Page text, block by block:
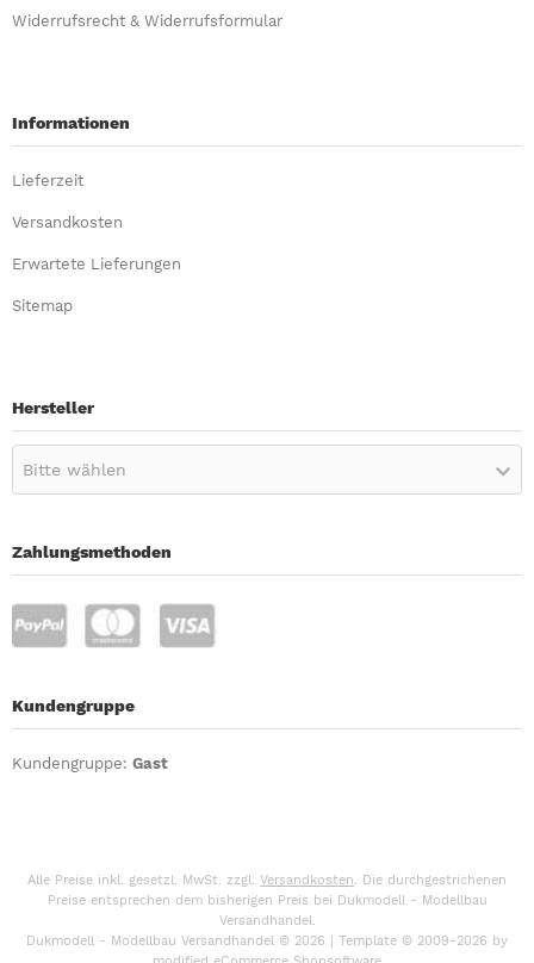
Widerrufsrecht & Widerrufsformular
Informationen
Lieferzeit
Versandkosten
Erwartete Lieferungen
Sitemap
Hersteller
Bitte wählen
Zahlungsmethoden
Kundengruppe
Kundengruppe: Gast
Alle Preise inkl. gesetzl. MwSt. zzgl. Versandkosten. Die durchgestrichenen
Preise entsprechen dem bisherigen Preis bei Dukmodell - Modellbau
Versandhandel.
Dukmodell - Modellbau Versandhandel © 2026 | Template © 2009-2026 by